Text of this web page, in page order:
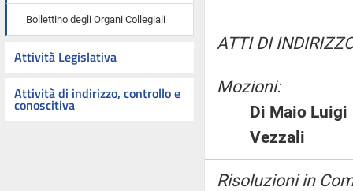
Bollettino degli Organi Collegiali
Attività Legislativa
Attività di indirizzo, controllo e
conoscitiva
ATTI DI
Mozioni:
Di Maio
Vezzali
Risoluzioni in